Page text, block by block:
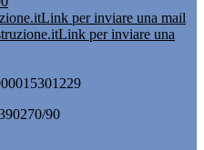
Link per inviare una mail
Link per inviare una
90